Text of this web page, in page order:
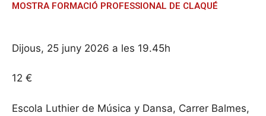
MOSTRA FORMACIÓ PROFESSIONAL DE CLAQUÉ
Dijous, 25 juny 2026 a les 19.45h
12 €
Escola Luthier de Música y Dansa, Carrer Balmes,